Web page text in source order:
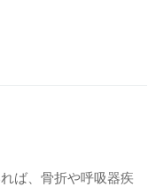
ば、骨折や呼吸器疾